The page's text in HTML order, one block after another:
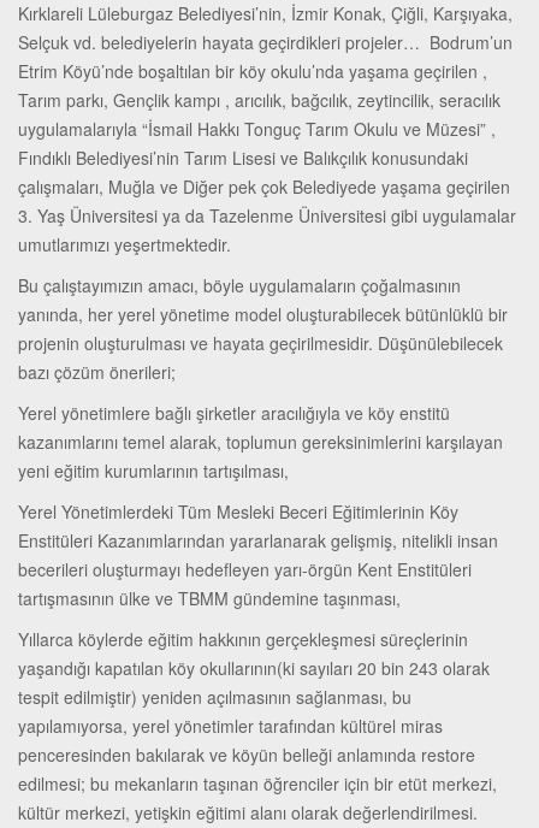
Kırklareli Lüleburgaz Belediyesi’nin, İzmir Konak, Çiğli, Karşıyaka,
Selçuk vd. belediyelerin hayata geçirdikleri projeler… Bodrum’un
Etrim Köyü’nde boşaltılan bir köy okulu’nda yaşama geçirilen ,
Tarım parkı, Gençlik kampı , arıcılık, bağcılık, zeytincilik, seracılık
uygulamalarıyla “İsmail Hakkı Tonguç Tarım Okulu ve Müzesi” ,
Fındıklı Belediyesi’nin Tarım Lisesi ve Balıkçılık konusundaki
çalışmaları, Muğla ve Diğer pek çok Belediyede yaşama geçirilen
3. Yaş Üniversitesi ya da Tazelenme Üniversitesi gibi uygulamalar
umutlarımızı yeşertmektedir.
Bu çalıştayımızın amacı, böyle uygulamaların çoğalmasının
yanında, her yerel yönetime model oluşturabilecek bütünlüklü bir
projenin oluşturulması ve hayata geçirilmesidir. Düşünülebilecek
bazı çözüm önerileri;
Yerel yönetimlere bağlı şirketler aracılığıyla ve köy enstitü
kazanımlarını temel alarak, toplumun gereksinimlerini karşılayan
yeni eğitim kurumlarının tartışılması,
Yerel Yönetimlerdeki Tüm Mesleki Beceri Eğitimlerinin Köy
Enstitüleri Kazanımlarından yararlanarak gelişmiş, nitelikli insan
becerileri oluşturmayı hedefleyen yarı-örgün Kent Enstitüleri
tartışmasının ülke ve TBMM gündemine taşınması,
Yıllarca köylerde eğitim hakkının gerçekleşmesi süreçlerinin
yaşandığı kapatılan köy okullarının(ki sayıları 20 bin 243 olarak
tespit edilmiştir) yeniden açılmasının sağlanması, bu
yapılamıyorsa, yerel yönetimler tarafından kültürel miras
penceresinden bakılarak ve köyün belleği anlamında restore
edilmesi; bu mekanların taşınan öğrenciler için bir etüt merkezi,
kültür merkezi, yetişkin eğitimi alanı olarak değerlendirilmesi.